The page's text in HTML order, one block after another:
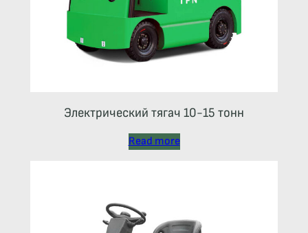
Электрический тягач 10-15 тонн
Read more